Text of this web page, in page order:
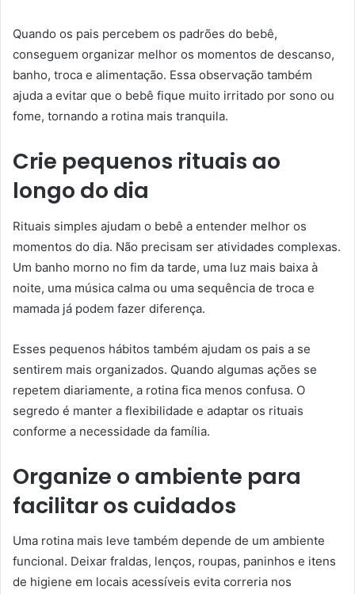
Quando os pais percebem os padrões do bebê,
conseguem organizar melhor os momentos de descanso,
banho, troca e alimentação. Essa observação também
ajuda a evitar que o bebê fique muito irritado por sono ou
fome, tornando a rotina mais tranquila.
Crie pequenos rituais ao
longo do dia
Rituais simples ajudam o bebê a entender melhor os
momentos do dia. Não precisam ser atividades complexas.
Um banho morno no fim da tarde, uma luz mais baixa à
noite, uma música calma ou uma sequência de troca e
mamada já podem fazer diferença.
Esses pequenos hábitos também ajudam os pais a se
sentirem mais organizados. Quando algumas ações se
repetem diariamente, a rotina fica menos confusa. O
segredo é manter a flexibilidade e adaptar os rituais
conforme a necessidade da família.
Organize o ambiente para
facilitar os cuidados
Uma rotina mais leve também depende de um ambiente
funcional. Deixar fraldas, lenços, roupas, paninhos e itens
de higiene em locais acessíveis evita correria nos